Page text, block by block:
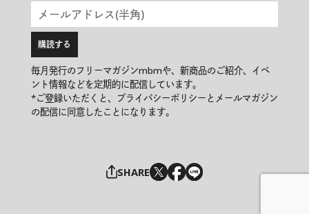
毎月発行のフリーマガジンmbmや、新商品のご紹介、イベ
ント情報などを定期的に配信しています。
*ご登録いただくと、プライバシーポリシーとメールマガジン
の配信に同意したことになります。
SHARE